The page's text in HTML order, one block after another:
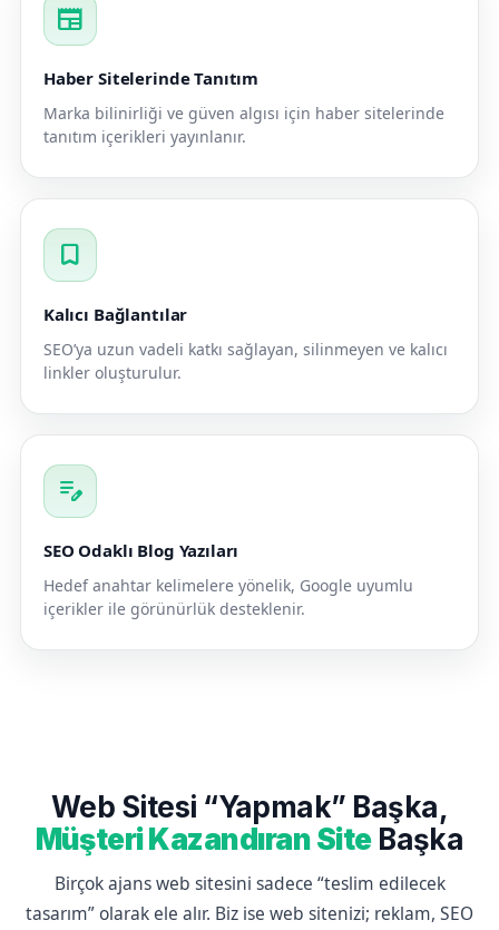
newspaper
Haber Sitelerinde Tanıtım
Marka bilinirliği ve güven algısı için haber sitelerinde
tanıtım içerikleri yayınlanır.
bookmark
Kalıcı Bağlantılar
SEO’ya uzun vadeli katkı sağlayan, silinmeyen ve kalıcı
linkler oluşturulur.
edit_note
SEO Odaklı Blog Yazıları
Hedef anahtar kelimelere yönelik, Google uyumlu
içerikler ile görünürlük desteklenir.
Web Sitesi “Yapmak” Başka,
Müşteri Kazandıran SiteBaşka
Birçok ajans web sitesini sadece “teslim edilecek
tasarım” olarak ele alır. Biz ise web sitenizi; reklam, SEO